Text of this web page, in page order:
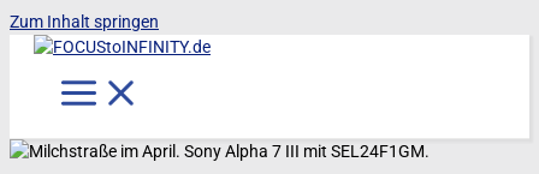
Zum Inhalt springen